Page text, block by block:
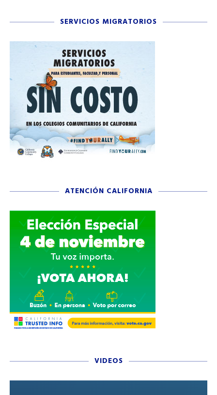
SERVICIOS MIGRATORIOS
ATENCIÓN CALIFORNIA
VIDEOS